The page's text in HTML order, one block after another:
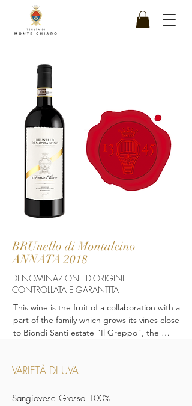
BRUnello di Montalcino
ANNATA 2018
DENOMINAZIONE D'ORIGINE
CONTROLLATA E GARANTITA
This wine is the fruit of a collaboration with a
part of the family which grows its vines close
to Biondi Santi estate "Il Greppo", the
the Sangiovese, called "Brunello", benefits
from one of the best terroirs in the world.
Here, the soil alternates clays and marine
VARIETÀ DI UVA
Sangiovese Grosso 100%